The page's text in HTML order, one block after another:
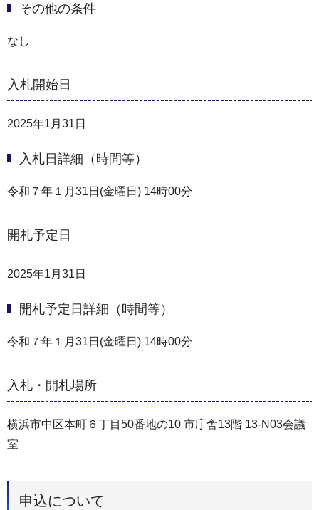
その他の条件
なし
入札開始日
2025年1月31日
入札日詳細（時間等）
令和７年１月31日(金曜日) 14時00分
開札予定日
2025年1月31日
開札予定日詳細（時間等）
令和７年１月31日(金曜日) 14時00分
入札・開札場所
横浜市中区本町６丁目50番地の10 市庁舎13階 13-N03会議
室
申込について